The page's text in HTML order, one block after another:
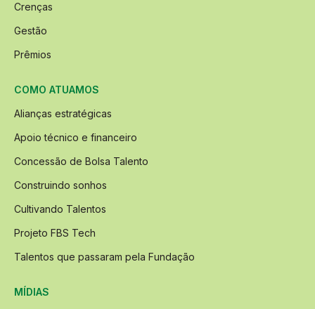
Crenças
Gestão
Prêmios
COMO ATUAMOS
Alianças estratégicas
Apoio técnico e financeiro
Concessão de Bolsa Talento
Construindo sonhos
Cultivando Talentos
Projeto FBS Tech
Talentos que passaram pela Fundação
MÍDIAS